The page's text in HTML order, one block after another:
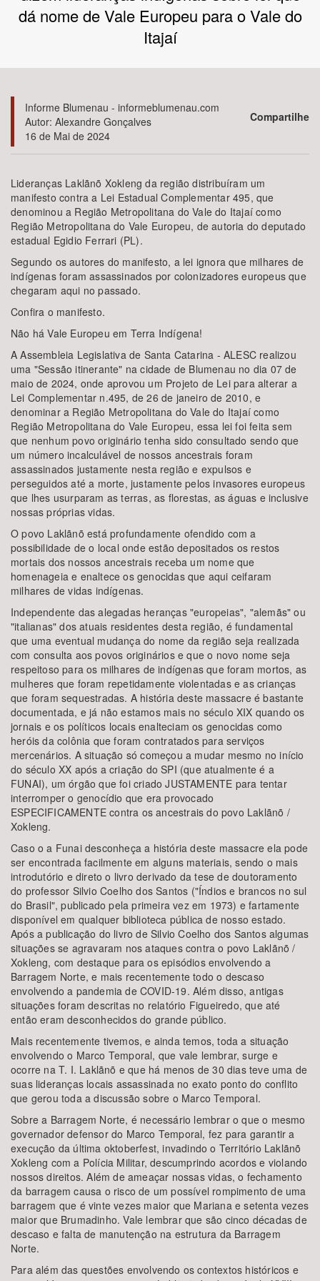
Tema
Subtema
Área de Levantamento
Área Protegida
BUSCAR
dá nome de Vale Europeu para o Vale do
Itajaí
Informe Blumenau - informeblumenau.com
Autor: Alexandre Gonçalves
16 de Mai de 2024
Compartilhe
Lideranças Laklãnõ Xokleng da região distribuíram um
manifesto contra a Lei Estadual Complementar 495, que
denominou a Região Metropolitana do Vale do Itajaí como
Região Metropolitana do Vale Europeu, de autoria do deputado
estadual Egidio Ferrari (PL).
Segundo os autores do manifesto, a lei ignora que milhares de
indígenas foram assassinados por colonizadores europeus que
chegaram aqui no passado.
Confira o manifesto.
Não há Vale Europeu em Terra Indígena!
A Assembleia Legislativa de Santa Catarina - ALESC realizou
uma "Sessão itinerante" na cidade de Blumenau no dia 07 de
maio de 2024, onde aprovou um Projeto de Lei para alterar a
Lei Complementar n.495, de 26 de janeiro de 2010, e
denominar a Região Metropolitana do Vale do Itajaí como
Região Metropolitana do Vale Europeu, essa lei foi feita sem
que nenhum povo originário tenha sido consultado sendo que
um número incalculável de nossos ancestrais foram
assassinados justamente nesta região e expulsos e
perseguidos até a morte, justamente pelos invasores europeus
que lhes usurparam as terras, as florestas, as águas e inclusive
nossas próprias vidas.
O povo Laklãnõ está profundamente ofendido com a
possibilidade de o local onde estão depositados os restos
mortais dos nossos ancestrais receba um nome que
homenageia e enaltece os genocidas que aqui ceifaram
milhares de vidas indígenas.
Independente das alegadas heranças "europeias", "alemãs" ou
"italianas" dos atuais residentes desta região, é fundamental
que uma eventual mudança do nome da região seja realizada
com consulta aos povos originários e que o novo nome seja
respeitoso para os milhares de indígenas que foram mortos, as
mulheres que foram repetidamente violentadas e as crianças
que foram sequestradas. A história deste massacre é bastante
documentada, e já não estamos mais no século XIX quando os
jornais e os políticos locais enalteciam os genocidas como
heróis da colônia que foram contratados para serviços
mercenários. A situação só começou a mudar mesmo no início
do século XX após a criação do SPI (que atualmente é a
FUNAI), um órgão que foi criado JUSTAMENTE para tentar
interromper o genocídio que era provocado
ESPECIFICAMENTE contra os ancestrais do povo Laklãnõ /
Xokleng.
Caso o a Funai desconheça a história deste massacre ela pode
ser encontrada facilmente em alguns materiais, sendo o mais
introdutório e direto o livro derivado da tese de doutoramento
do professor Silvio Coelho dos Santos ("Índios e brancos no sul
do Brasil", publicado pela primeira vez em 1973) e fartamente
disponível em qualquer biblioteca pública de nosso estado.
Após a publicação do livro de Silvio Coelho dos Santos algumas
situações se agravaram nos ataques contra o povo Laklãnõ /
Xokleng, com destaque para os episódios envolvendo a
Barragem Norte, e mais recentemente todo o descaso
envolvendo a pandemia de COVID-19. Além disso, antigas
situações foram descritas no relatório Figueiredo, que até
então eram desconhecidos do grande público.
Mais recentemente tivemos, e ainda temos, toda a situação
envolvendo o Marco Temporal, que vale lembrar, surge e
ocorre na T. I. Laklãnõ e que há menos de 30 dias teve uma de
suas lideranças locais assassinada no exato ponto do conflito
que gerou toda a discussão sobre o Marco Temporal.
Sobre a Barragem Norte, é necessário lembrar o que o mesmo
governador defensor do Marco Temporal, fez para garantir a
execução da última oktoberfest, invadindo o Território Laklãnõ
Xokleng com a Polícia Militar, descumprindo acordos e violando
nossos direitos. Além de ameaçar nossas vidas, o fechamento
da barragem causa o risco de um possível rompimento de uma
barragem que é vinte vezes maior que Mariana e setenta vezes
maior que Brumadinho. Vale lembrar que são cinco décadas de
descaso e falta de manutenção na estrutura da Barragem
Norte.
Para além das questões envolvendo os contextos históricos e